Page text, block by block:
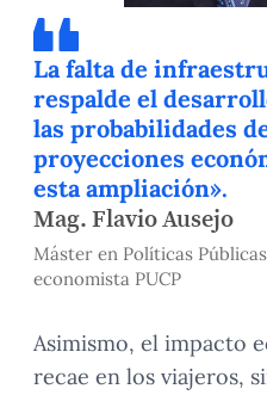
La falta de
respalde el
las probabilidades
proyecciones
esta ampliación».
Mag. Flavio Ausejo
Máster en Políticas
economista PUCP
Asimismo, el impacto
recae en los viajeros,